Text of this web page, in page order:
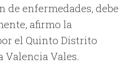
de enfermedades, debe
afirmo la
el Quinto Distrito
Valencia Vales.